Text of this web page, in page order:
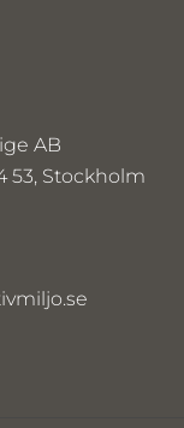
AB
53, Stockholm